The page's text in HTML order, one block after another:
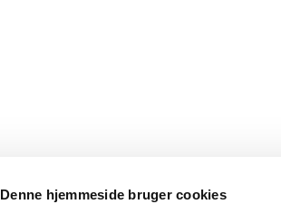
Denne hjemmeside bruger cookies